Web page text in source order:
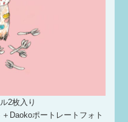
2枚入り
Daokoポートレートフォト